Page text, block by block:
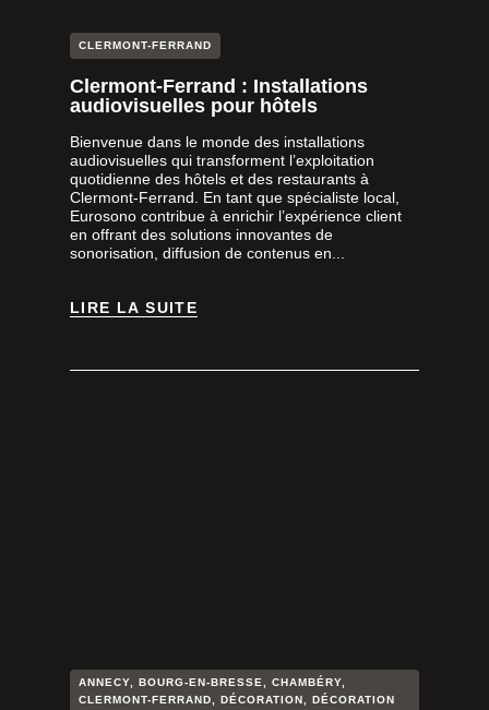
CLERMONT-FERRAND
Clermont-Ferrand : Installations
audiovisuelles pour hôtels
Bienvenue dans le monde des installations
audiovisuelles qui transforment l’exploitation
quotidienne des hôtels et des restaurants à
Clermont-Ferrand. En tant que spécialiste local,
Eurosono contribue à enrichir l’expérience client
en offrant des solutions innovantes de
sonorisation, diffusion de contenus en...
LIRE LA SUITE
ANNECY BOURG-EN-BRESSE CHAMBÉRY
CLERMONT-FERRAND
DÉCORATION DÉCORATION